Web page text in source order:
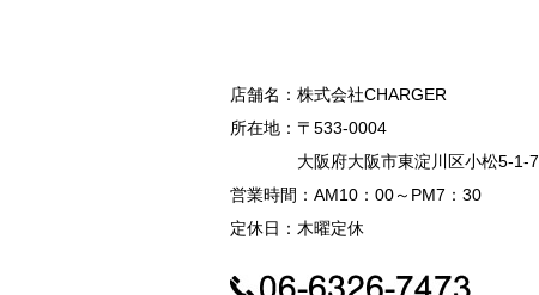
店舗名： 株式会社CHARGER
所在地： 〒533-0004
大阪府大阪市東淀川区小松5-1-7
営業時間： AM10：00～PM7：30
定休日： 木曜定休